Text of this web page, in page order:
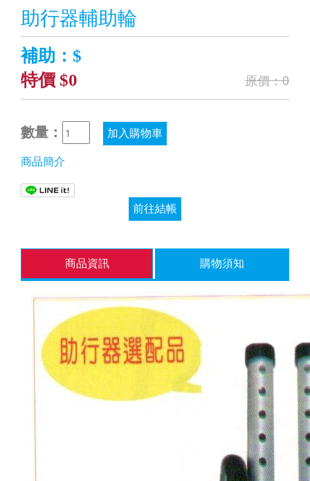
助行器輔助輪
補助：$
特價 $0
原價：0
數量： 加入購物車
商品簡介
前往結帳
商品資訊 購物須知